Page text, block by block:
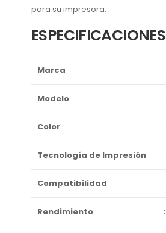
para su impresora.
ESPECIFICACIONES
Marca :
Modelo :
Color :
Tecnología de Impresión :
Compatibilidad :
Rendimiento :